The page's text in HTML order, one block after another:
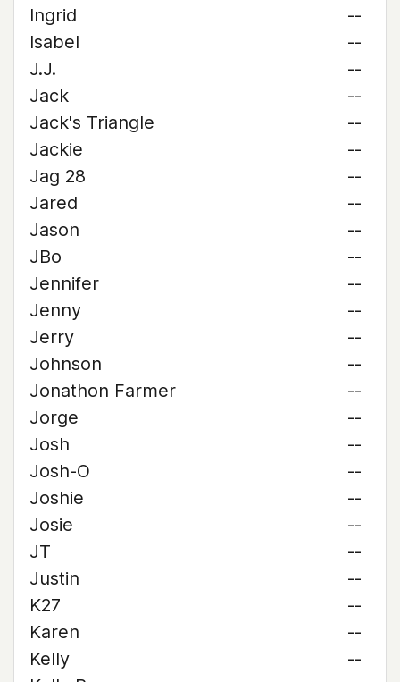
Ingrid
--
Isabel
--
J.J.
--
Jack
--
Jack's Triangle
--
Jackie
--
Jag 28
--
Jared
--
Jason
--
JBo
--
Jennifer
--
Jenny
--
Jerry
--
Johnson
--
Jonathon Farmer
--
Jorge
--
Josh
--
Josh-O
--
Joshie
--
Josie
--
JT
--
Justin
--
K27
--
Karen
--
Kelly
--